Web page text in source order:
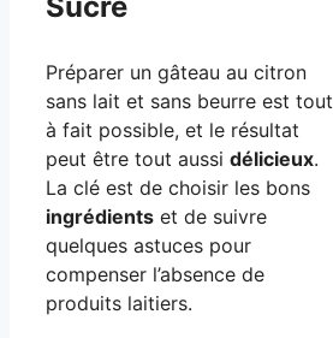
Préparer un gâteau au citron
sans lait et sans beurre est tout
à fait possible, et le résultat
peut être tout aussi délicieux.
La clé est de choisir les bons
ingrédients et de suivre
quelques astuces pour
compenser l’absence de
produits laitiers.